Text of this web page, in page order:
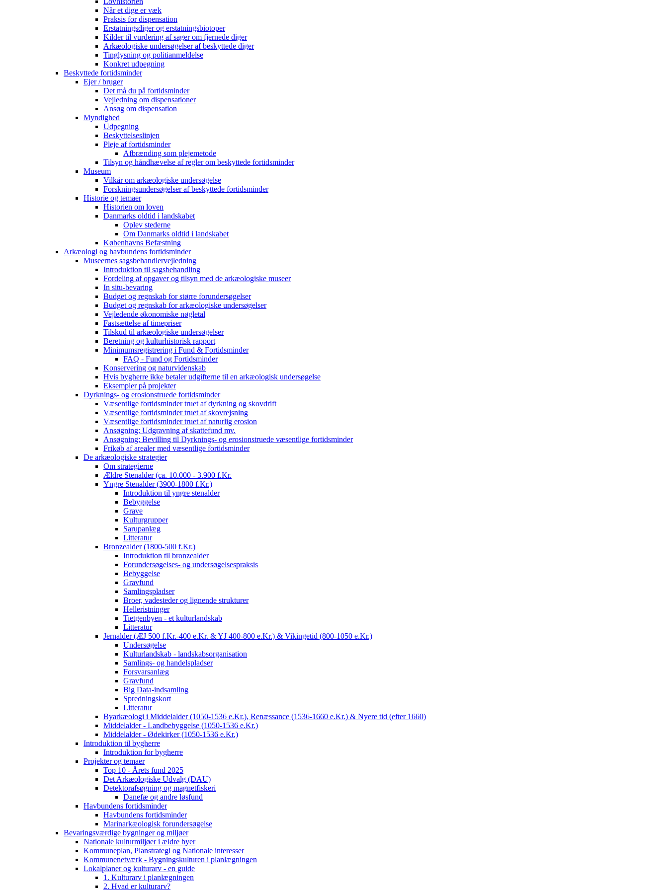
Når et dige er væk
Praksis for dispensation
Erstatningsdiger og erstatningsbiotoper
Kilder til vurdering af sager om fjernede diger
Arkæologiske undersøgelser af beskyttede diger
Tinglysning og politianmeldelse
Konkret udpegning
Beskyttede fortidsminder
Ejer / bruger
Det må du på fortidsminder
Vejledning om dispensationer
Ansøg om dispensation
Myndighed
Udpegning
Beskyttelseslinjen
Pleje af fortidsminder
Afbrænding som plejemetode
Tilsyn og håndhævelse af regler om beskyttede fortidsminder
Museum
Vilkår om arkæologiske undersøgelse
Forskningsundersøgelser af beskyttede fortidsminder
Historie og temaer
Historien om loven
Danmarks oldtid i landskabet
Oplev stederne
Om Danmarks oldtid i landskabet
Københavns Befæstning
Arkæologi og havbundens fortidsminder
Museernes sagsbehandlervejledning
Introduktion til sagsbehandling
Fordeling af opgaver og tilsyn med de arkæologiske museer
In situ-bevaring
Budget og regnskab for større forundersøgelser
Budget og regnskab for arkæologiske undersøgelser
Vejledende økonomiske nøgletal
Fastsættelse af timepriser
Tilskud til arkæologiske undersøgelser
Beretning og kulturhistorisk rapport
Minimumsregistrering i Fund & Fortidsminder
FAQ - Fund og Fortidsminder
Konservering og naturvidenskab
Hvis bygherre ikke betaler udgifterne til en arkæologisk undersøgelse
Eksempler på projekter
Dyrknings- og erosionstruede fortidsminder
Væsentlige fortidsminder truet af dyrkning og skovdrift
Væsentlige fortidsminder truet af skovrejsning
Væsentlige fortidsminder truet af naturlig erosion
Ansøgning: Udgravning af skattefund mv.
Ansøgning: Bevilling til Dyrknings- og erosionstruede væsentlige fortidsminder
Frikøb af arealer med væsentlige fortidsminder
De arkæologiske strategier
Om strategierne
Ældre Stenalder (ca. 10.000 - 3.900 f.Kr.
Yngre Stenalder (3900-1800 f.Kr.)
Introduktion til yngre stenalder
Bebyggelse
Grave
Kulturgrupper
Sarupanlæg
Litteratur
Bronzealder (1800-500 f.Kr.)
Introduktion til bronzealder
Forundersøgelses- og undersøgelsespraksis
Bebyggelse
Gravfund
Samlingspladser
Broer, vadesteder og lignende strukturer
Helleristninger
Tietgenbyen - et kulturlandskab
Litteratur
Jernalder (ÆJ 500 f.Kr.-400 e.Kr. & YJ 400-800 e.Kr.) & Vikingetid (800-1050 e.Kr.)
Undersøgelse
Kulturlandskab - landskabsorganisation
Samlings- og handelspladser
Forsvarsanlæg
Gravfund
Big Data-indsamling
Spredningskort
Litteratur
Byarkæologi i Middelalder (1050-1536 e.Kr.), Renæssance (1536-1660 e.Kr.) & Nyere tid (efter 1660)
Middelalder - Landbebyggelse (1050-1536 e.Kr.)
Middelalder - Ødekirker (1050-1536 e.Kr.)
Introduktion til bygherre
Introduktion for bygherre
Projekter og temaer
Top 10 - Årets fund 2025
Det Arkæologiske Udvalg (DAU)
Detektorafsøgning og magnetfiskeri
Danefæ og andre løsfund
Havbundens fortidsminder
Havbundens fortidsminder
Marinarkæologisk forundersøgelse
Bevaringsværdige bygninger og miljøer
Nationale kulturmiljøer i ældre byer
Kommuneplan, Planstrategi og Nationale interesser
Kommunenetværk - Bygningskulturen i planlægningen
Lokalplaner og kulturarv - en guide
1. Kulturarv i planlægningen
2. Hvad er kulturarv?